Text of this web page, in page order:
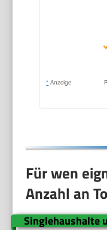
* Anzeige
Für wen
Anzahl an
Singlehaushalte